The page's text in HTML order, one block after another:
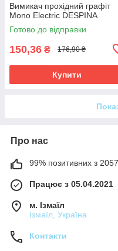
Вимикач прохідний графіт
Mono Electric DESPINA
Готово до відправки
150,36 ₴ 176,90 ₴
Купити
Про нас
99% позитивних з 2057
Працює з 05.04.2021
м. Ізмаїл
Ізмаїл, Україна
Контакти